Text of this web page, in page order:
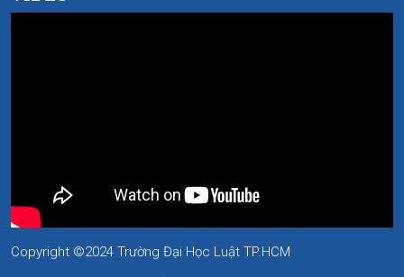
Copyright ©2024 Trường Đại Học Luật TP.HCM